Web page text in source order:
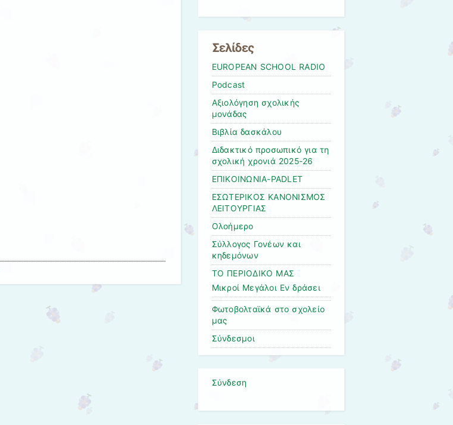
Σελίδες
EUROPEAN SCHOOL RADIO
Podcast
Αξιολόγηση σχολικής
μονάδας
Βιβλία δασκάλου
Διδακτικό προσωπικό για τη
σχολική χρονιά 2025-26
ΕΠΙΚΟΙΝΩΝΙΑ-PADLET
ΕΣΩΤΕΡΙΚΟΣ ΚΑΝΟΝΙΣΜΟΣ
ΛΕΙΤΟΥΡΓΙΑΣ
Ολοήμερο
Σύλλογος Γονέων και
κηδεμόνων
ΤΟ ΠΕΡΙΟΔΙΚΟ ΜΑΣ
Μικροί Μεγάλοι Εν δράσει
Φωτοβολταϊκά στο σχολείο
μας
Σύνδεσμοι
Σύνδεση